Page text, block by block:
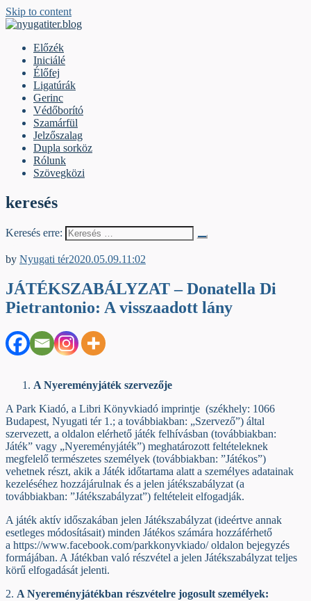
Skip to content
Előzék
Iniciálé
Élőfej
Ligatúrák
Gerinc
Védőborító
Szamárfül
Jelzőszalag
Dupla sorköz
Rólunk
Szövegközi
keresés
Keresés erre:
by Nyugati tér2020.05.09.11:02
JÁTÉKSZABÁLYZAT – Donatella Di
Pietrantonio: A visszaadott lány
A Nyereményjáték szervezője
A Park Kiadó, a Libri Könyvkiadó imprintje (székhely: 1066
Budapest, Nyugati tér 1.; a továbbiakban: „Szervező”) által
szervezett, a oldalon elérhető játék felhívásban (továbbiakban:
Játék” vagy „Nyereményjáték”) meghatározott feltételeknek
megfelelő természetes személyek (továbbiakban: ”Játékos”)
vehetnek részt, akik a Játék időtartama alatt a személyes adatainak
kezeléséhez hozzájárulnak és a jelen játékszabályzat (a
továbbiakban: ”Játékszabályzat”) feltételeit elfogadják.
A játék aktív időszakában jelen Játékszabályzat (ideértve annak
esetleges módosításait) minden Játékos számára hozzáférhető
a https://www.facebook.com/parkkonyvkiado/ oldalon bejegyzés
formájában. A Játékban való részvétel a jelen Játékszabályzat teljes
körű elfogadását jelenti.
2. A Nyereményjátékban részvételre jogosult személyek: